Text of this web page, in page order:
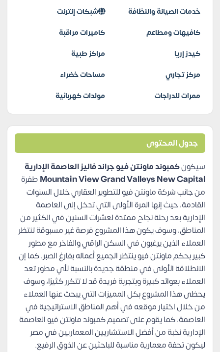
خدمات الصيانة والنظافة
شبكات إنترنت
كافيهات ومطاعم
كاميرات مراقبة
كيدز إريا
مراكز طبية
مركز تجاري
مساحات خضراء
ممرات للدراجات
مولدات كهربائية
جدول المحتوى
سيكونكمبوند ماونتن فيو جراند فاليز العاصمة الإدارية
Mountain View Grand Valleys New Capitalطفرة
من جانب شركة ماونتن فيو للتطوير العقاري خلال السنوات
القادمة، حيث إنها المرة الأولى التي تدخل إلى العاصمة
الإدارية بعد رحلة نجاح ممتدة لعشرات السنين في الكثير من
المناطق، وسوف يكون هذا المشروع فرصة غير مسبوقة تنتظر
العملاء الذين يرغبون في السكن الراقي والفاخر مع مطور
كبير بحكم ماونتن فيو ينتظر الجميع أعماله بفارغ الصبر، كما إن
الانطلاقة الأولى في منطقة جديدة بالنسبة لأي مطور تعد
العملاء بعوائد كبيرة وبتجربة فريدة قد لا تتكرر كثيرًا، وسوف
يحظى هذا المشروع بكل المميزات التي يبحث عنها العملاء
من خلال اختيار موقعه في أهم المناطق الاستراتيجية في
العاصمة، كما يقوم على تصميم كمبوند ماونتن فيو العاصمة
الإدارية نخبة من أفضل الاستشاريين المعماريين في مصر
ليكون تحفة معمارية مناسبة للباحثين عن الذوق الرفيع.